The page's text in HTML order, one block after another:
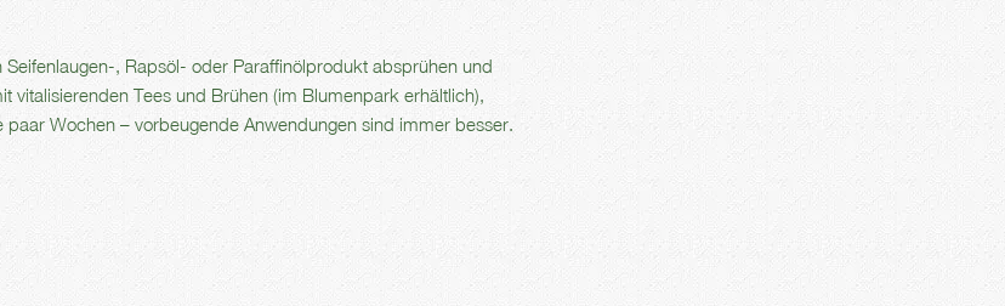
, Rapsöl- oder Paraffinölprodukt absprühen und
vitalisierenden Tees und Brühen (im Blumenpark erhältlich),
Wochen – vorbeugende Anwendungen sind immer besser.